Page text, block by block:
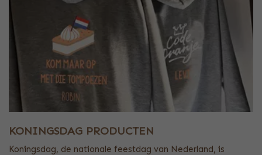
KONINGSDAG PRODUCTEN
Koningsdag, de nationale feestdag van Nederland, is